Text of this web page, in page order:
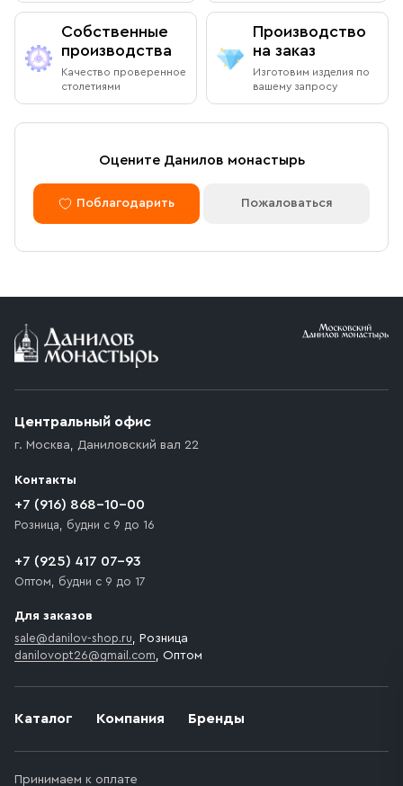
Собственные
производства
Качество проверенное
столетиями
Производство
на заказ
Изготовим изделия по
вашему запросу
Оцените Данилов монастырь
Поблагодарить Пожаловаться
Каталог Компания Бренды
Принимаем к оплате
Центральный офис
г. Москва, Даниловский вал 22
Контакты
+7 (916) 868-10-00
Розница, будни с 9 до 16
+7 (925) 417 07-93
Оптом, будни с 9 до 17
Для заказов
sale@danilov-shop.ru, Розница
danilovopt26@gmail.com, Оптом